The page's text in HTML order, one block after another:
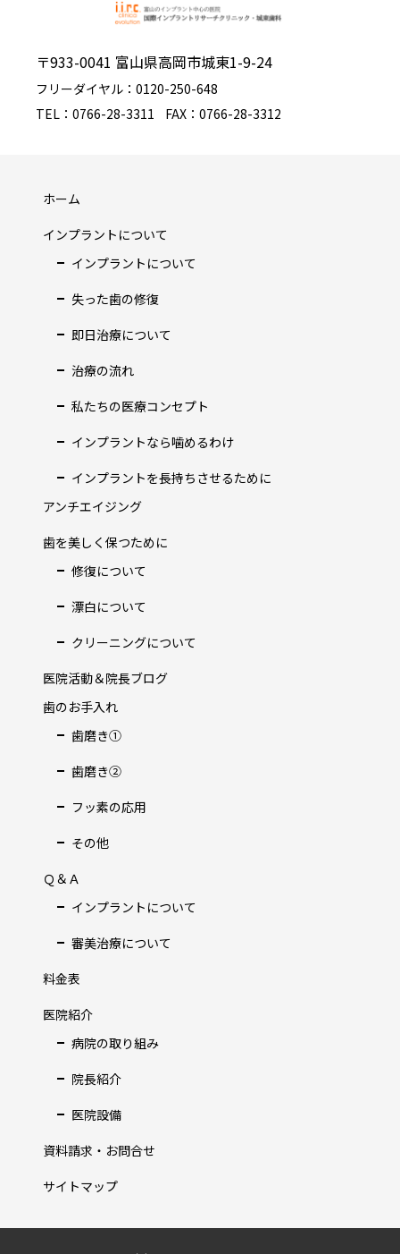
〒933-0041 富山県高岡市城東1-9-24
フリーダイヤル：0120-250-648
TEL：0766-28-3311
FAX：0766-28-3312
ホーム
インプラントについて
インプラントについて
失った歯の修復
即日治療について
治療の流れ
私たちの医療コンセプト
インプラントなら噛めるわけ
インプラントを長持ちさせるために
アンチエイジング
歯を美しく保つために
修復について
漂白について
クリーニングについて
医院活動＆院長ブログ
歯のお手入れ
歯磨き①
歯磨き②
フッ素の応用
その他
Ｑ＆Ａ
インプラントについて
審美治療について
料金表
医院紹介
病院の取り組み
院長紹介
医院設備
資料請求・お問合せ
サイトマップ